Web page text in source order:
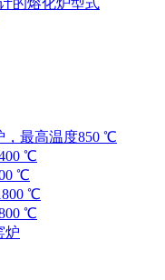
的熔化炉型式
，最高温度850 ℃
℃
℃
℃
℃
炉